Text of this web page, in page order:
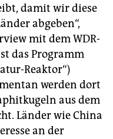
damit wir diese
abgeben“,
mit dem WDR-
das Programm
Reaktor“)
werden dort
aus dem
Länder wie China
an der